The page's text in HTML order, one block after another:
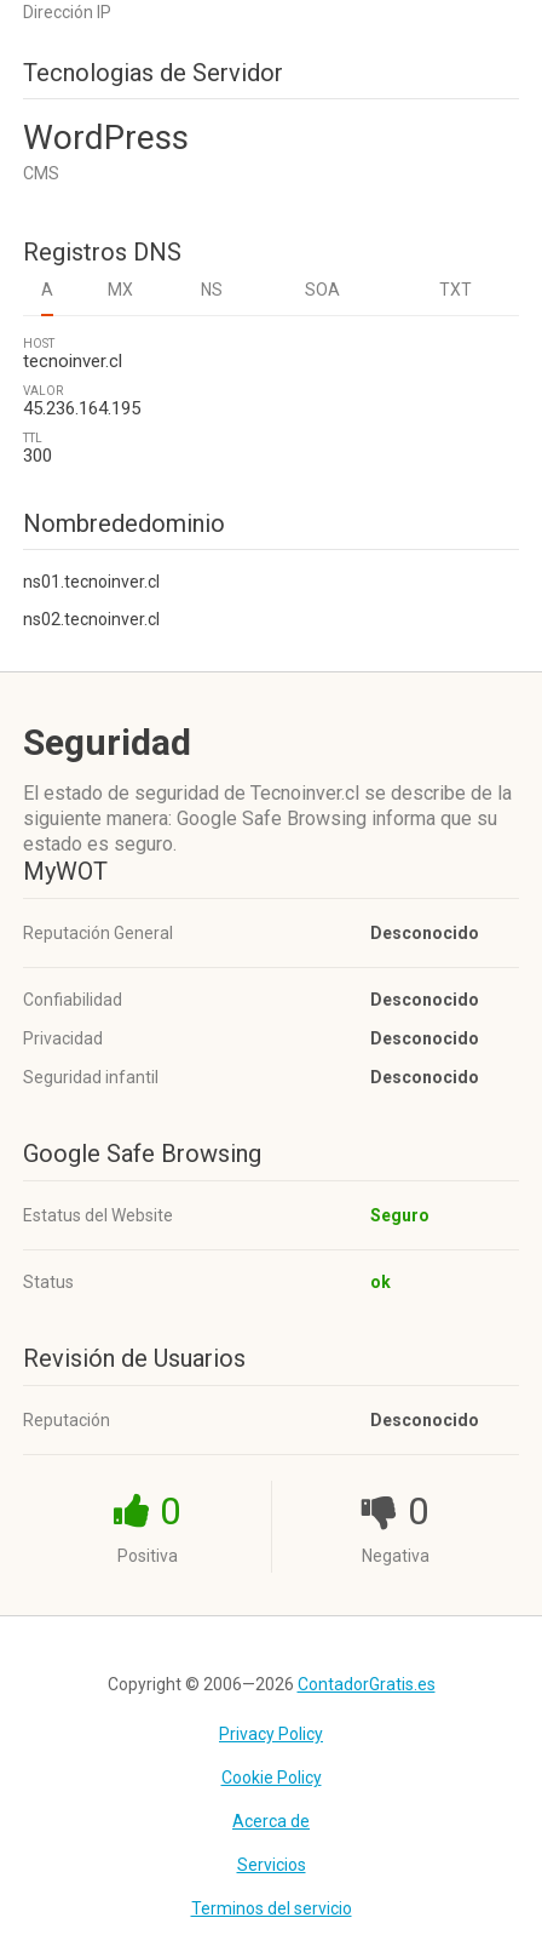
Dirección IP
Tecnologias de Servidor
WordPress
CMS
Registros DNS
A MX NS SOA TXT
HOST
tecnoinver.cl
VALOR
45.236.164.195
TTL
300
Nombrededominio
ns01.tecnoinver.cl
ns02.tecnoinver.cl
Seguridad
El estado de seguridad de Tecnoinver.cl se describe de la
siguiente manera: Google Safe Browsing informa que su
estado es seguro.
MyWOT
Reputación General Desconocido
Confiabilidad
Desconocido
Privacidad
Desconocido
Seguridad infantil
Desconocido
Google Safe Browsing
Estatus del Website Seguro
Status ok
Revisión de Usuarios
Reputación Desconocido
0
Positiva
0
Negativa
Copyright © 2006—2026 ContadorGratis.es
Privacy Policy
Cookie Policy
Acerca de
Servicios
Terminos del servicio